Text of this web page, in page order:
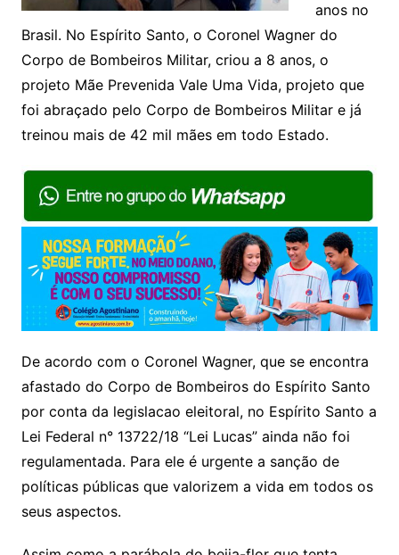
anos no
Brasil. No Espírito Santo, o Coronel Wagner do
Corpo de Bombeiros Militar, criou a 8 anos, o
projeto Mãe Prevenida Vale Uma Vida, projeto que
foi abraçado pelo Corpo de Bombeiros Militar e já
treinou mais de 42 mil mães em todo Estado.
De acordo com o Coronel Wagner, que se encontra
afastado do Corpo de Bombeiros do Espírito Santo
por conta da legislacao eleitoral, no Espírito Santo a
Lei Federal n° 13722/18 “Lei Lucas” ainda não foi
regulamentada. Para ele é urgente a sanção de
políticas públicas que valorizem a vida em todos os
seus aspectos.